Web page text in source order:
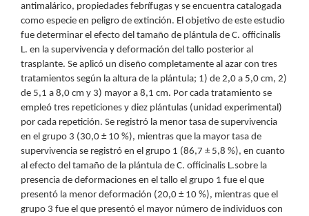
antimalárico, propiedades febrífugas y se encuentra catalogada
como especie en peligro de extinción. El objetivo de este estudio
fue determinar el efecto del tamaño de plántula de C. officinalis
L. en la supervivencia y deformación del tallo posterior al
trasplante. Se aplicó un diseño completamente al azar con tres
tratamientos según la altura de la plántula; 1) de 2,0 a 5,0 cm, 2)
de 5,1 a 8,0 cm y 3) mayor a 8,1 cm. Por cada tratamiento se
empleó tres repeticiones y diez plántulas (unidad experimental)
por cada repetición. Se registró la menor tasa de supervivencia
en el grupo 3 (30,0 ± 10 %), mientras que la mayor tasa de
supervivencia se registró en el grupo 1 (86,7 ± 5,8 %), en cuanto
al efecto del tamaño de la plántula de C. officinalis L.sobre la
presencia de deformaciones en el tallo el grupo 1 fue el que
presentó la menor deformación (20,0 ± 10 %), mientras que el
grupo 3 fue el que presentó el mayor número de individuos con